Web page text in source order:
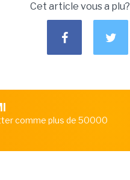
Cet article vous a plu?
comme plus de 50000